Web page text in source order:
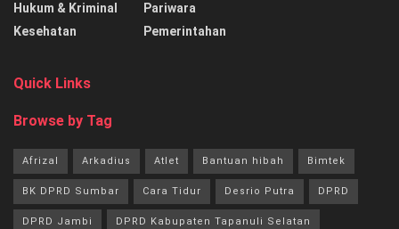
Hukum & Kriminal
Kesehatan
Pariwara
Pemerintahan
Quick Links
Browse by Tag
Afrizal Arkadius Atlet Bantuan hibah Bimtek
BK DPRD Sumbar Cara Tidur Desrio Putra DPRD
DPRD Jambi DPRD Kabupaten Tapanuli Selatan